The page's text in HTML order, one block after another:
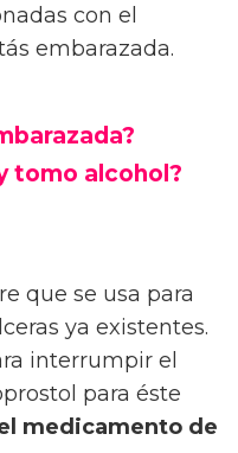
con el
embarazada.
tomo alcohol?
que se usa para
ya existentes.
interrumpir el
para éste
medicamento de